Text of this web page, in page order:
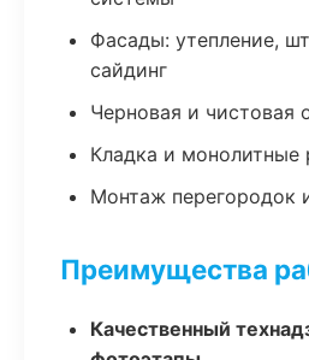
Фасады: утепление,
сайдинг
Черновая и чистовая
Кладка и монолитные
Монтаж перегородок
Преимущества
Качественный